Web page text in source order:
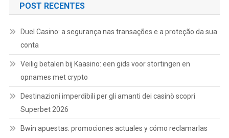
POST RECENTES
Duel Casino: a segurança nas transações e a proteção da sua
conta
Veilig betalen bij Kaasino: een gids voor stortingen en
opnames met crypto
Destinazioni imperdibili per gli amanti dei casinò scopri
Superbet 2026
Bwin apuestas: promociones actuales y cómo reclamarlas